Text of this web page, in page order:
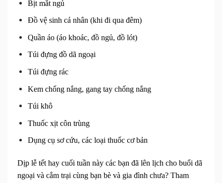
Bịt mắt ngủ
Đồ vệ sinh cá nhân (khi đi qua đêm)
Quần áo (áo khoác, đồ ngủ, đồ lót)
Túi đựng đồ dã ngoại
Túi đựng rác
Kem chống nắng, gang tay chống nắng
Túi khô
Thuốc xịt côn trùng
Dụng cụ sơ cứu, các loại thuốc cơ bản
Dịp lễ tết hay cuối tuần này các bạn đã lên lịch cho buổi dã
ngoại và cắm trại cùng bạn bè và gia đình chưa? Tham